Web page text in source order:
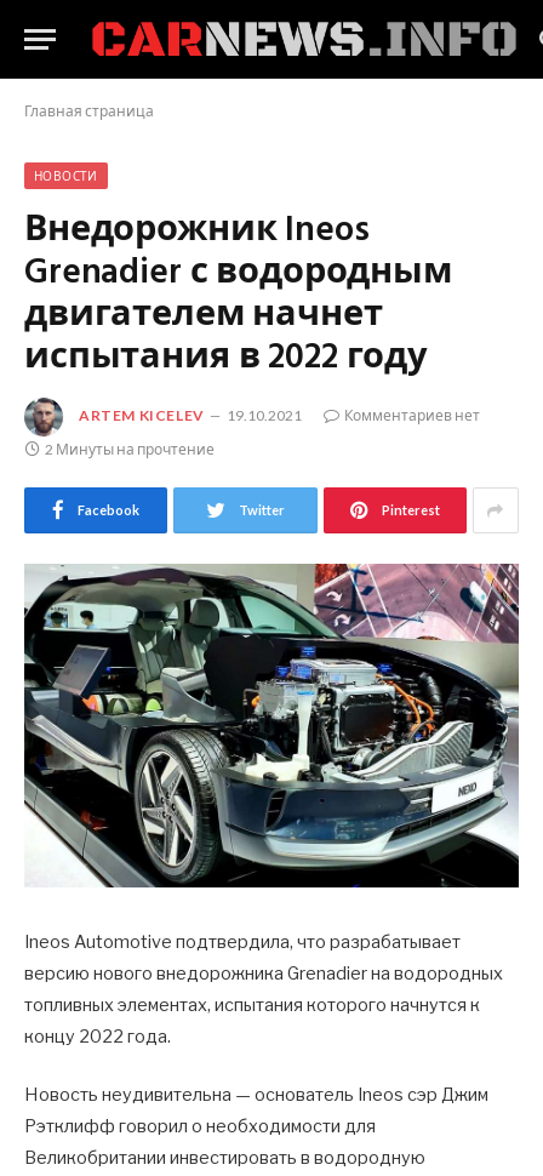
Главная страница
НОВОСТИ
Внедорожник Ineos
Grenadier с водородным
двигателем начнет
испытания в 2022 году
ARTEM KICELEV 19.10.2021
Комментариев нет
2 Минуты на прочтение
Facebook Twitter Pinterest
Ineos Automotive подтвердила, что разрабатывает
версию нового внедорожника Grenadier на водородных
топливных элементах, испытания которого начнутся к
концу 2022 года.
Новость неудивительна — основатель Ineos сэр Джим
Рэтклифф говорил о необходимости для
Великобритании инвестировать в водородную